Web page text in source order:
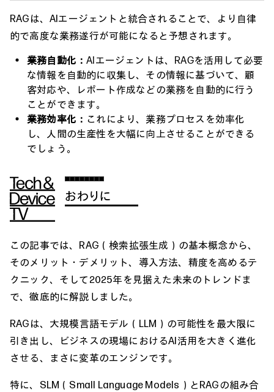
RAGは、AIエージェントと統合されることで、より自律
的で高度な業務遂行が可能になると予想されます。
業務自動化：AIエージェントは、RAGを活用して必要
な情報を自動的に収集し、その情報に基づいて、顧
客対応や、レポート作成などの業務を自動的に行う
ことができます。
業務効率化： これにより、業務プロセスを効率化
し、人間の生産性を大幅に向上させることができる
でしょう。
おわりに
この記事では、RAG（検索拡張生成）の基本概念から、
そのメリット・デメリット、導入方法、精度を高めるテ
クニック、そして2025年を見据えた未来のトレンドま
で、徹底的に解説しました。
RAGは、大規模言語モデル（LLM）の可能性を最大限に
引き出し、ビジネスの現場におけるAI活用を大きく進化
させる、まさに変革のエンジンです。
特に、SLM（Small Language Models）とRAGの組み合